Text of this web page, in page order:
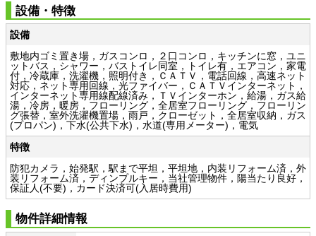
設備・特徴
設備
敷地内ゴミ置き場，ガスコンロ，２口コンロ，キッチンに窓，ユニ
ットバス，シャワー，バストイレ同室，トイレ有，エアコン，家電
付，冷蔵庫，洗濯機，照明付き，ＣＡＴＶ，電話回線，高速ネット
対応，ネット専用回線，光ファイバー，ＣＡＴＶインターネット，
インターネット専用線配線済み，ＴＶインターホン，給湯，ガス給
湯，冷房，暖房，フローリング，全居室フローリング，フローリン
グ張替，室外洗濯機置場，雨戸，クローゼット，全居室収納，ガス
(プロパン)，下水(公共下水)，水道(専用メーター)，電気
特徴
防犯カメラ，始発駅，駅まで平坦，平坦地，内装リフォーム済，外
装リフォーム済，ディンプルキー，当社管理物件，陽当たり良好，
保証人(不要)，カード決済可(入居時費用)
物件詳細情報